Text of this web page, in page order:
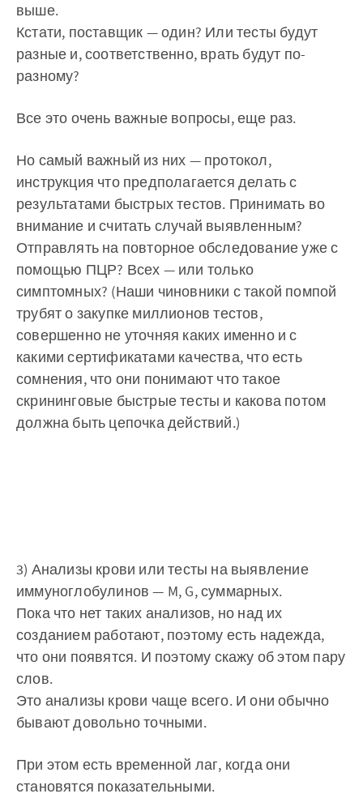
выше.
Кстати, поставщик — один? Или тесты будут
разные и, соответственно, врать будут по-
разному?
Все это очень важные вопросы, еще раз.
Но самый важный из них — протокол,
инструкция что предполагается делать с
результатами быстрых тестов. Принимать во
внимание и считать случай выявленным?
Отправлять на повторное обследование уже с
помощью ПЦР? Всех — или только
симптомных? (Наши чиновники с такой помпой
трубят о закупке миллионов тестов,
совершенно не уточняя каких именно и с
какими сертификатами качества, что есть
сомнения, что они понимают что такое
скрининговые быстрые тесты и какова потом
должна быть цепочка действий.)
3) Анализы крови или тесты на выявление
иммуноглобулинов — M, G, суммарных.
Пока что нет таких анализов, но над их
созданием работают, поэтому есть надежда,
что они появятся. И поэтому скажу об этом пару
слов.
Это анализы крови чаще всего. И они обычно
бывают довольно точными.
При этом есть временной лаг, когда они
становятся показательными.